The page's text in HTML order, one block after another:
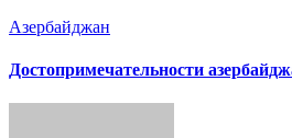
Азербайджан
Достопримечательности